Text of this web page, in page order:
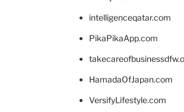
intelligenceqatar.com
PikaPikaApp.com
HamadaOfJapan.com
VersifyLifestyle.com